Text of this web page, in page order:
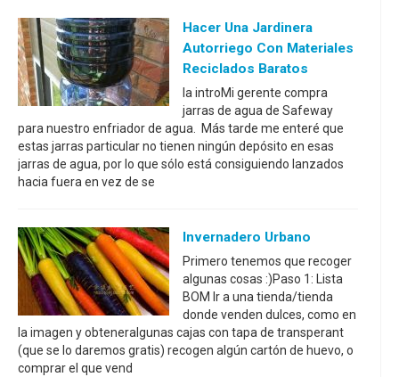
Hacer Una Jardinera
Autorriego Con Materiales
Reciclados Baratos
la introMi gerente compra
jarras de agua de Safeway
para nuestro enfriador de agua. Más tarde me enteré que
estas jarras particular no tienen ningún depósito en esas
jarras de agua, por lo que sólo está consiguiendo lanzados
hacia fuera en vez de se
Invernadero Urbano
Primero tenemos que recoger
algunas cosas :)Paso 1: Lista
BOM Ir a una tienda/tienda
donde venden dulces, como en
la imagen y obteneralgunas cajas con tapa de transperant
(que se lo daremos gratis) recogen algún cartón de huevo, o
comprar el que vend